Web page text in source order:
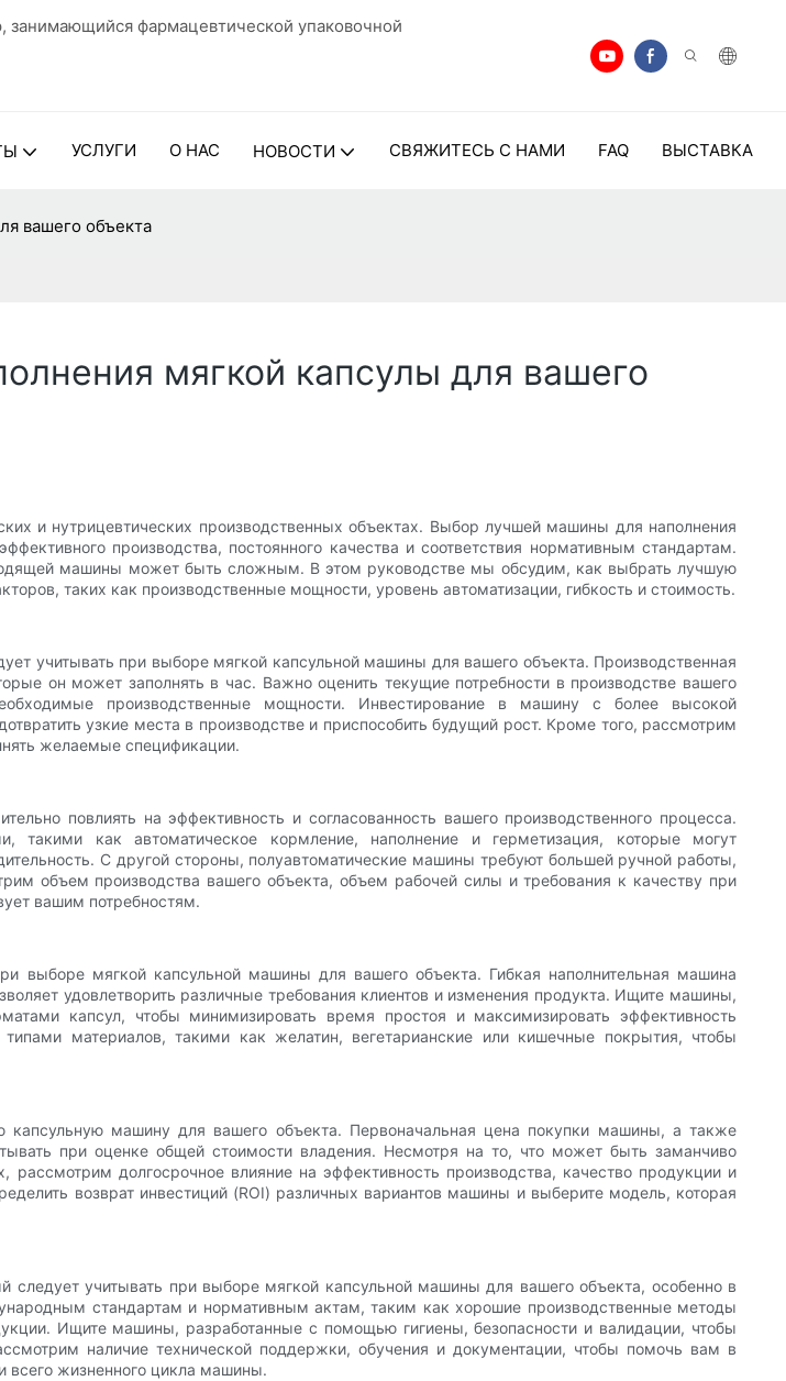
занимающийся фармацевтической упаковочной
УСЛУГИ О НАС НОВОСТИ СВЯЖИТЕСЬ С НАМИ FAQ ВЫСТАВКА
вашего объекта
мягкой капсулы для вашего
и нутрицевтических производственных объектах. Выбор лучшей машины для наполнения
производства, постоянного качества и соответствия нормативным стандартам.
машины может быть сложным. В этом руководстве мы обсудим, как выбрать лучшую
таких как производственные мощности, уровень автоматизации, гибкость и стоимость.
учитывать при выборе мягкой капсульной машины для вашего объекта. Производственная
он может заполнять в час. Важно оценить текущие потребности в производстве вашего
производственные мощности. Инвестирование в машину с более высокой
узкие места в производстве и приспособить будущий рост. Кроме того, рассмотрим
желаемые спецификации.
повлиять на эффективность и согласованность вашего производственного процесса.
как автоматическое кормление, наполнение и герметизация, которые могут
С другой стороны, полуавтоматические машины требуют большей ручной работы,
объем производства вашего объекта, объем рабочей силы и требования к качеству при
вашим потребностям.
выборе мягкой капсульной машины для вашего объекта. Гибкая наполнительная машина
удовлетворить различные требования клиентов и изменения продукта. Ищите машины,
капсул, чтобы минимизировать время простоя и максимизировать эффективность
материалов, такими как желатин, вегетарианские или кишечные покрытия, чтобы
машину для вашего объекта. Первоначальная цена покупки машины, а также
при оценке общей стоимости владения. Несмотря на то, что может быть заманчиво
долгосрочное влияние на эффективность производства, качество продукции и
возврат инвестиций (ROI) различных вариантов машины и выберите модель, которая
следует учитывать при выборе мягкой капсульной машины для вашего объекта, особенно в
стандартам и нормативным актам, таким как хорошие производственные методы
Ищите машины, разработанные с помощью гигиены, безопасности и валидации, чтобы
наличие технической поддержки, обучения и документации, чтобы помочь вам в
всего жизненного цикла машины.